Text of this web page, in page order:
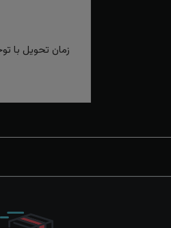
زمان تحویل با توجه به